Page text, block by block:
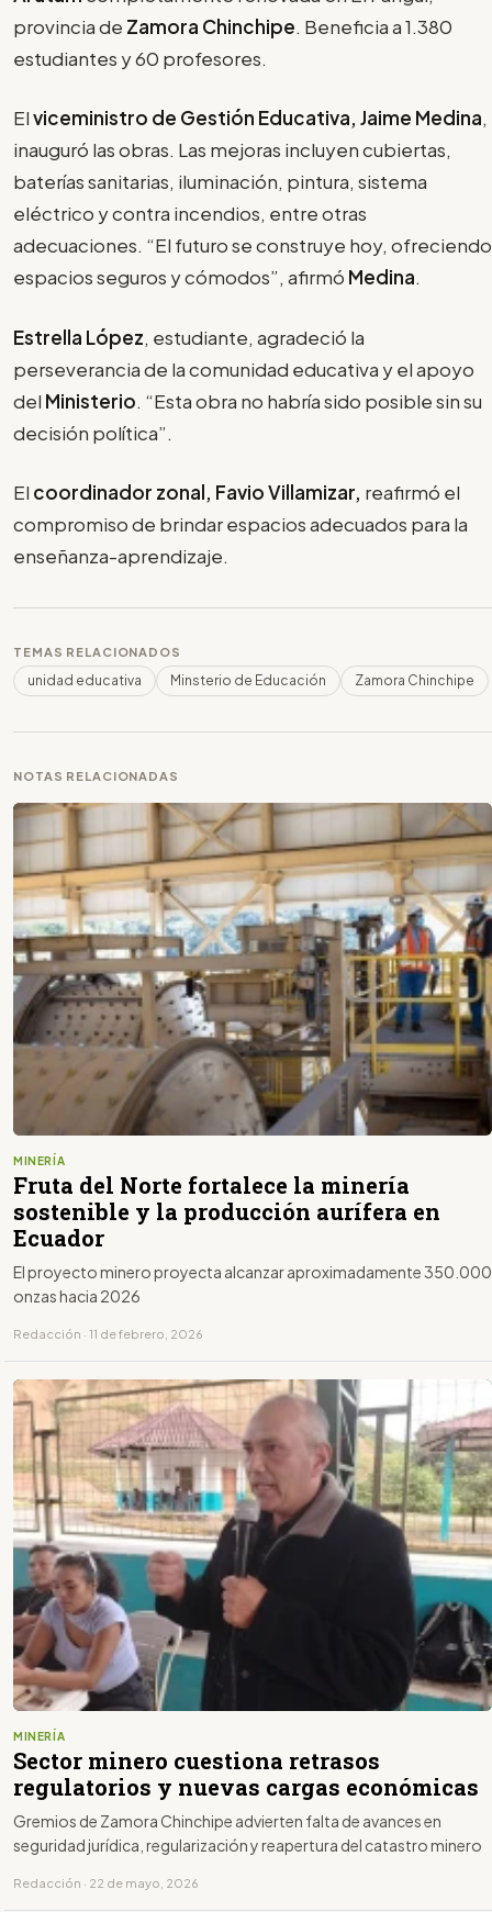
provincia de Zamora Chinchipe. Beneficia a 1.380
estudiantes y 60 profesores.
Elviceministro de Gestión Educativa, Jaime Medina,
inauguró las obras. Las mejoras incluyen cubiertas,
baterías sanitarias, iluminación, pintura, sistema
eléctrico y contra incendios, entre otras
adecuaciones. “El futuro se construye hoy, ofreciendo
espacios seguros y cómodos”, afirmó Medina.
Estrella López, estudiante, agradeció la
perseverancia de la comunidad educativa y el apoyo
del Ministerio. “Esta obra no habría sido posible sin su
decisión política”.
El coordinador zonal, Favio Villamizar, reafirmó el
compromiso de brindar espacios adecuados para la
enseñanza-aprendizaje.
TEMAS RELACIONADOS
unidad educativa Minsterio de Educación Zamora Chinchipe
NOTAS RELACIONADAS
MINERÍA
Fruta del Norte fortalece la minería
sostenible y la producción aurífera en
Ecuador
El proyecto minero proyecta alcanzar aproximadamente 350.000
onzas hacia 2026
Redacción · 11 de febrero, 2026
MINERÍA
Sector minero cuestiona retrasos
regulatorios y nuevas cargas económicas
Gremios de Zamora Chinchipe advierten falta de avances en
seguridad jurídica, regularización y reapertura del catastro minero
Redacción · 22 de mayo, 2026